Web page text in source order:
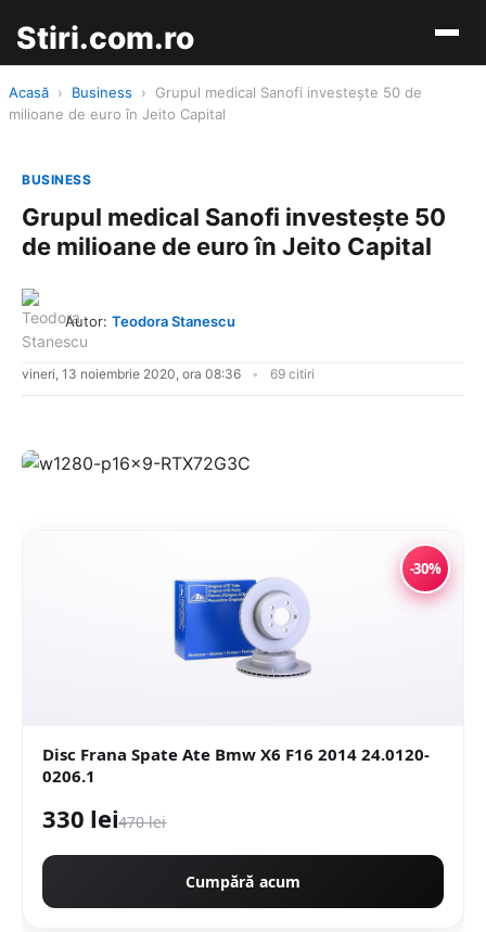
Stiri.com.ro
Acasă › Business ›
Grupul medical Sanofi investește 50 de
milioane de euro în Jeito Capital
BUSINESS
Grupul medical Sanofi investește 50
de milioane de euro în Jeito Capital
Autor: Teodora Stanescu
vineri, 13 noiembrie 2020, ora 08:36 69 citiri
-30%
Disc Frana Spate Ate Bmw X6 F16 2014 24.0120-
0206.1
330 lei470 lei
Cumpără acum